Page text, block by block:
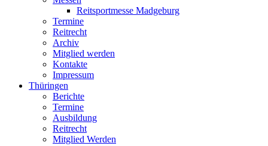
Reitsportmesse Madgeburg
Termine
Reitrecht
Archiv
Mitglied werden
Kontakte
Impressum
Thüringen
Berichte
Termine
Ausbildung
Reitrecht
Mitglied Werden